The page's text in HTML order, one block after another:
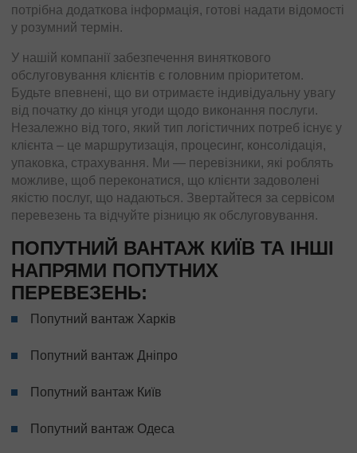
потрібна додаткова інформація, готові надати відомості
у розумний термін.
У нашій компанії забезпечення виняткового
обслуговування клієнтів є головним пріоритетом.
Будьте впевнені, що ви отримаєте індивідуальну увагу
від початку до кінця угоди щодо виконання послуги.
Незалежно від того, який тип логістичних потреб існує у
клієнта – це маршрутизація, процесинг, консолідація,
упаковка, страхування. Ми — перевізники, які роблять
можливе, щоб переконатися, що клієнти задоволені
якістю послуг, що надаються. Звертайтеся за сервісом
перевезень та відчуйте різницю як обслуговування.
ПОПУТНИЙ ВАНТАЖ КИЇВ ТА ІНШІ
НАПРЯМИ ПОПУТНИХ
ПЕРЕВЕЗЕНЬ:
Попутний вантаж Харків
Попутний вантаж Дніпро
Попутний вантаж Київ
Попутний вантаж Одеса